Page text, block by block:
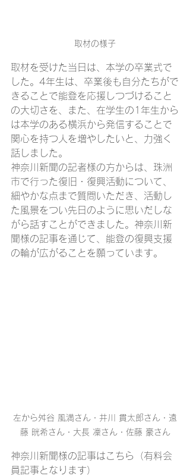
取材の様子
取材を受けた当日は、本学の卒業式で
した。4年生は、卒業後も自分たちがで
きることで能登を応援しつづけること
の大切さを、また、在学生の1年生から
は本学のある横浜から発信することで
関心を持つ人を増やしたいと、力強く
話しました。
神奈川新聞の記者様の方からは、珠洲
市で行った復旧・復興活動について、
細やかな点まで質問いただき、活動し
た風景をつい先日のように思いだしな
がら話すことができました。神奈川新
聞様の記事を通じて、能登の復興支援
の輪が広がることを願っています。
左から舛谷 風満さん・井川 貫太郎さん・遠
藤 晄希さん・大長 凜さん・佐藤 豪さん
神奈川新聞様の記事はこちら（有料会
員記事となります）